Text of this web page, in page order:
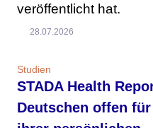
veröffentlicht hat.
28.07.2026
Studien
STADA Health
Deutschen offen